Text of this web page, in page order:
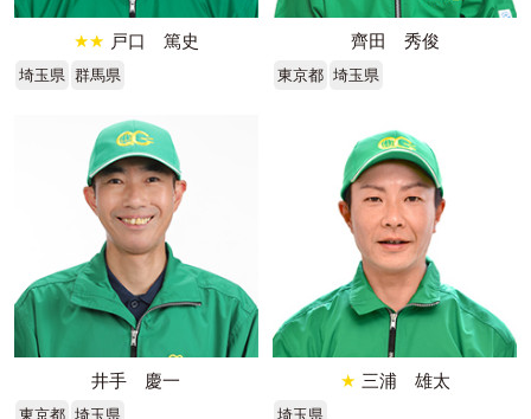
★★ 戸口 篤史
埼玉県 群馬県
齊田 秀俊
東京都 埼玉県
井手 慶一
東京都 埼玉県
★ 三浦 雄太
埼玉県